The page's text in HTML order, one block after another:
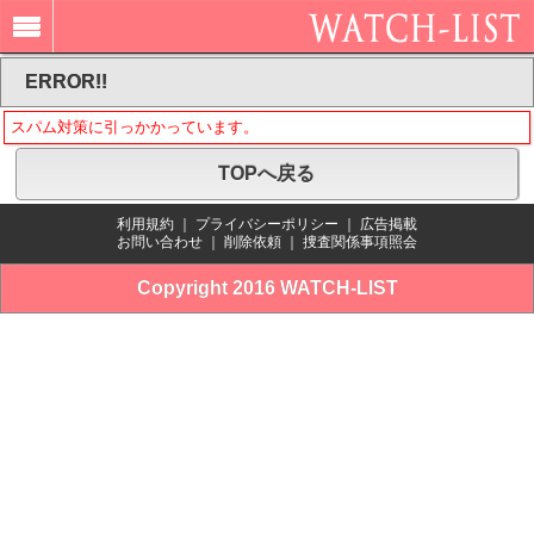
ERROR!!
スパム対策に引っかかっています。
TOPへ戻る
利用規約 プライバシーポリシー
広告掲載
お問い合わせ
削除依頼 捜査関係事項照会
Copyright 2016 WATCH-LIST